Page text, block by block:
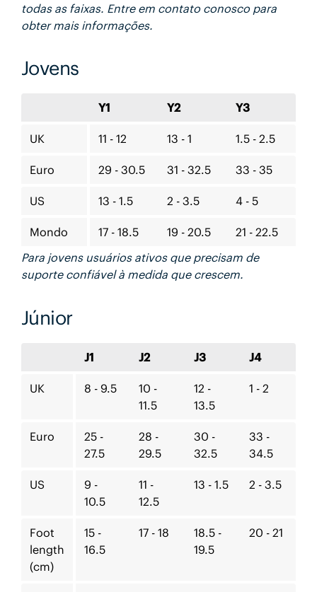
todas as faixas. Entre em contato conosco para
obter mais informações.
Jovens
Y1 Y2 Y3
UK 11 - 12 13 - 1 1.5 - 2.5
Euro 29 - 30.5 31 - 32.5 33 - 35
US 13 - 1.5 2 - 3.5 4 - 5
Mondo 17 - 18.5 19 - 20.5
21 - 22.5
Para jovens usuários ativos que precisam de
suporte confiável à medida que crescem.
Júnior
J1 J2 J3 J4
UK 8 - 9.5
10 -
11.5
12 -
13.5
1 - 2
Euro
25 -
27.5
28 -
29.5
30 -
32.5
33 -
34.5
US
9 -
10.5
11 -
12.5
13 - 1.5 2 - 3.5
Foot
length
(cm)
15 -
16.5
17 - 18
18.5 -
19.5
20 - 21